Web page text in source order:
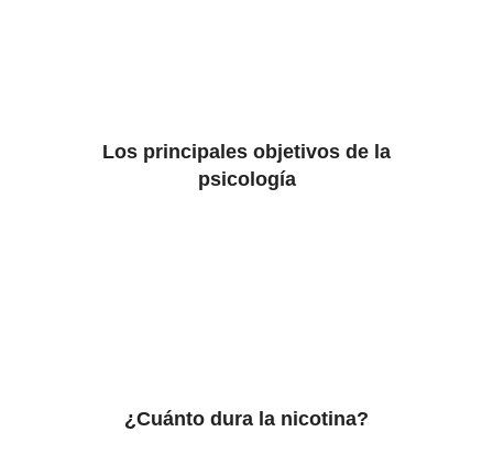
Los principales objetivos de la
psicología
¿Cuánto dura la nicotina?